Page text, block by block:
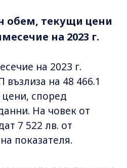
обем, текущи цени
на 2023 г.
на 2023 г.
на 48 466.1
според
На човек от
7 522 лв. от
показателя.